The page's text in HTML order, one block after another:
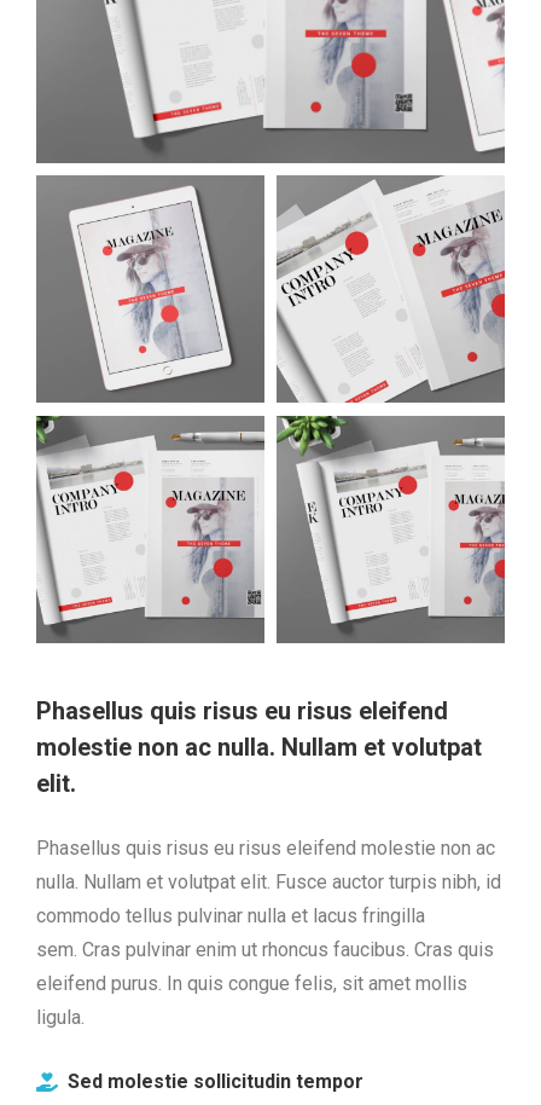
Phasellus quis risus eu risus eleifend
molestie non ac nulla. Nullam et volutpat
elit.
Phasellus quis risus eu risus eleifend molestie non ac
nulla. Nullam et volutpat elit. Fusce auctor turpis nibh, id
commodo tellus pulvinar nulla et lacus fringilla
sem. Cras pulvinar enim ut rhoncus faucibus. Cras quis
eleifend purus. In quis congue felis, sit amet mollis
ligula.
Sed molestie sollicitudin tempor